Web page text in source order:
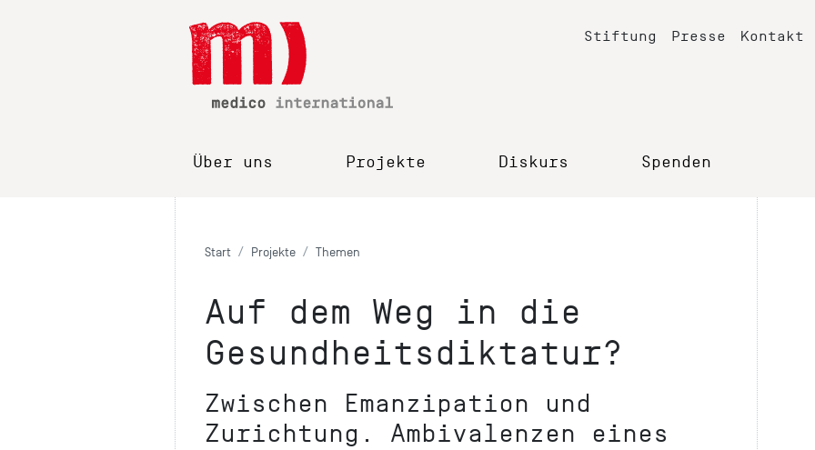
Stiftung Presse Kontakt
Über uns Projekte Diskurs Spenden
Start Projekte Themen
Auf dem Weg in die
Gesundheitsdiktatur?
Zwischen Emanzipation und
Zurichtung. Ambivalenzen eines